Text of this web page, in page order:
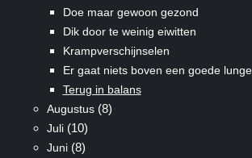
Doe maar gewoon gezond
Dik door te weinig eiwitten
Krampverschijnselen
Er gaat niets boven een goede lunge
Terug in balans
Augustus(8)
Juli(10)
Juni(8)